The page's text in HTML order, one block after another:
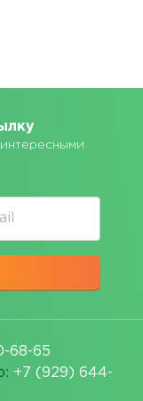
68-65
+7 (929) 644-